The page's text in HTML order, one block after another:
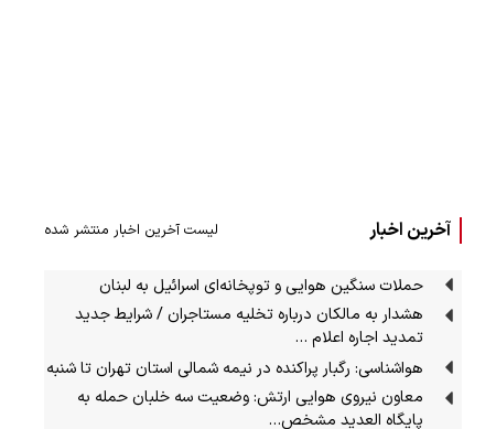
آخرین اخبار لیست آخرین اخبار منتشر شده
حملات سنگین هوایی و توپخانه‌ای اسرائیل به لبنان
هشدار به مالکان درباره تخلیه مستاجران / شرایط جدید
تمدید اجاره اعلام …
هواشناسی: رگبار پراکنده در نیمه شمالی استان تهران تا شنبه
معاون نیروی هوایی ارتش: وضعیت سه خلبان حمله به
پایگاه العدید مشخص…